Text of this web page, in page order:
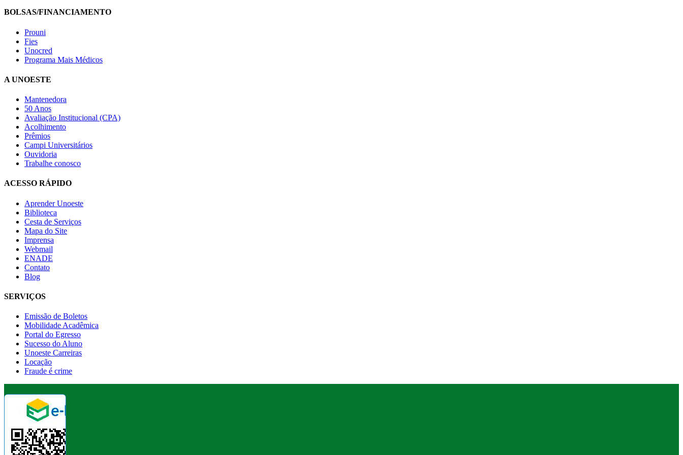
BOLSAS/FINANCIAMENTO
Prouni
Fies
Unocred
Programa Mais Médicos
A UNOESTE
Mantenedora
50 Anos
Avaliação Institucional (CPA)
Acolhimento
Prêmios
Campi Universitários
Ouvidoria
Trabalhe conosco
ACESSO RÁPIDO
Aprender Unoeste
Biblioteca
Cesta de Serviços
Mapa do Site
Imprensa
Webmail
ENADE
Contato
Blog
SERVIÇOS
Emissão de Boletos
Mobilidade Acadêmica
Portal do Egresso
Sucesso do Aluno
Unoeste Carreiras
Locação
Fraude é crime